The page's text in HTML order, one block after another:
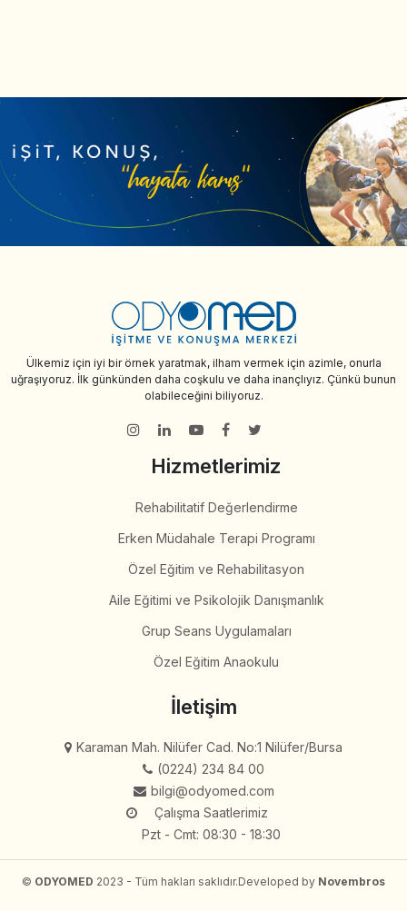
Ülkemiz için iyi bir örnek yaratmak, ilham vermek için azimle, onurla
uğraşıyoruz. İlk günkünden daha coşkulu ve daha inançlıyız. Çünkü bunun
olabileceğini biliyoruz.
Hizmetlerimiz
Rehabilitatif Değerlendirme
Erken Müdahale Terapi Programı
Özel Eğitim ve Rehabilitasyon
Aile Eğitimi ve Psikolojik Danışmanlık
Grup Seans Uygulamaları
Özel Eğitim Anaokulu
İletişim
Karaman Mah. Nilüfer Cad. No:1 Nilüfer/Bursa
(0224) 234 84 00
bilgi@odyomed.com
Çalışma Saatlerimiz
Pzt - Cmt: 08:30 - 18:30
© ODYOMED 2023 - Tüm hakları saklıdır.Developed by Novembros